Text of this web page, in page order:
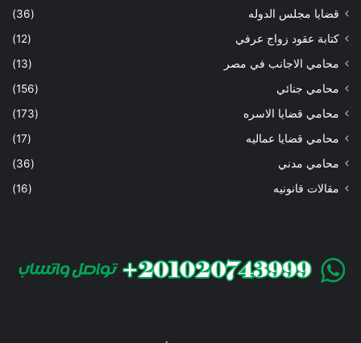
قضايا مجلس الدوله
(36)
كتابة عقود زواج عرفي
(12)
محامي الاجانب في مصر
(13)
محامي جنائي
(156)
محامي قضايا الاسره
(173)
محامي قضايا عماليه
(17)
محامي مدني
(36)
مقالات قانونيه
(16)